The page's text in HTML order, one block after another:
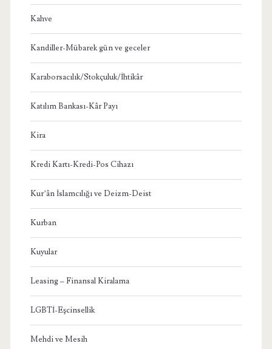
Kahve
Kandiller-Mübarek gün ve geceler
Karaborsacılık/Stokçuluk/İhtikâr
Katılım Bankası-Kâr Payı
Kira
Kredi Kartı-Kredi-Pos Cihazı
Kur’ân İslamcılığı ve Deizm-Deist
Kurban
Kuyular
Leasing – Finansal Kiralama
LGBTİ-Eşcinsellik
Mehdi ve Mesih